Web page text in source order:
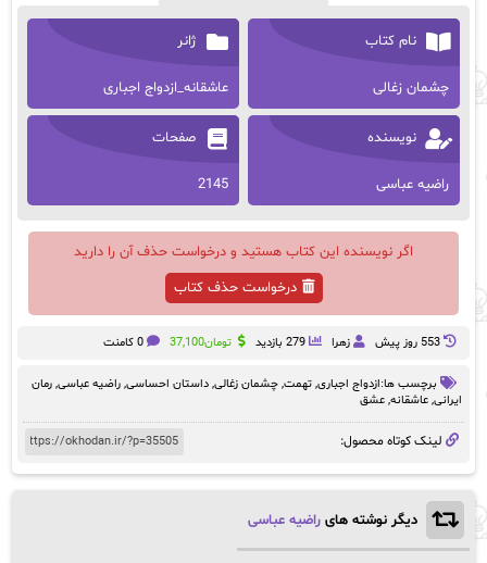
نام کتاب
چشمان زغالی
ژانر
عاشقانه_ازدواج اجباری
نویسنده
راضیه عباسی
صفحات
2145
اگر نویسنده این کتاب هستید و درخواست حذف آن را دارید
درخواست حذف کتاب
553 روز پيش زهرا 279 بازدید تومان37,100 0 کامنت
برچسب ها:ازدواج اجباری, تهمت, چشمان زغالی, داستان احساسی, راضیه عباسی, رمان
ایرانی, عاشقانه, عشق
لینک کوتاه محصول:
دیگر نوشته های راضیه عباسی